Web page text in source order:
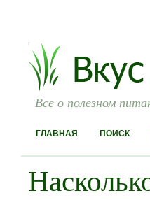
Все о полезном
ГЛАВНАЯ ПОИСК